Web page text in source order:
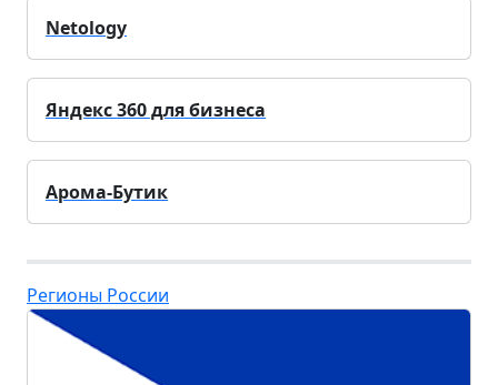
Netology
Яндекс 360 для бизнеса
Арома-Бутик
Регионы России